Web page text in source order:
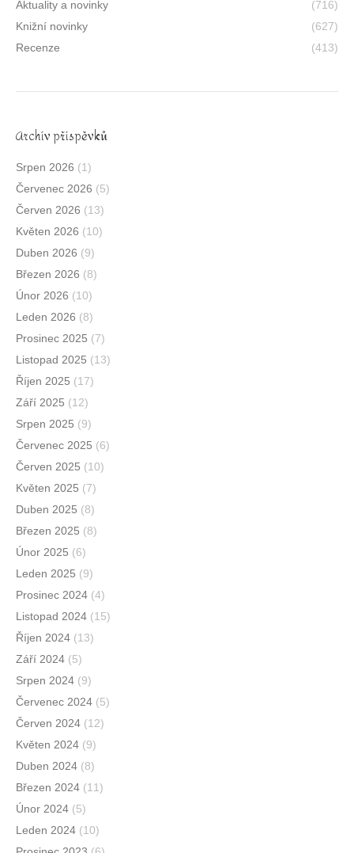
Aktuality a novinky
(716)
Knižní novinky
(627)
Recenze
(413)
Archív příspěvků
Srpen 2026 (1)
Červenec 2026 (5)
Červen 2026 (13)
Květen 2026 (10)
Duben 2026 (9)
Březen 2026 (8)
Únor 2026 (10)
Leden 2026 (8)
Prosinec 2025 (7)
Listopad 2025 (13)
Říjen 2025 (17)
Září 2025 (12)
Srpen 2025 (9)
Červenec 2025 (6)
Červen 2025 (10)
Květen 2025 (7)
Duben 2025 (8)
Březen 2025 (8)
Únor 2025 (6)
Leden 2025 (9)
Prosinec 2024 (4)
Listopad 2024 (15)
Říjen 2024 (13)
Září 2024 (5)
Srpen 2024 (9)
Červenec 2024 (5)
Červen 2024 (12)
Květen 2024 (9)
Duben 2024 (8)
Březen 2024 (11)
Únor 2024 (5)
Leden 2024 (10)